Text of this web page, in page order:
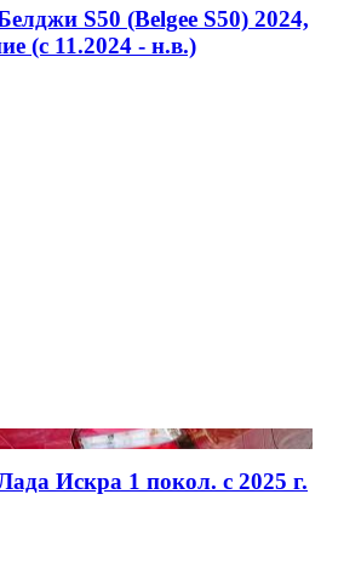
S50 (Belgee S50) 2024,
(c 11.2024 - н.в.)
Искра 1 покол. с 2025 г.